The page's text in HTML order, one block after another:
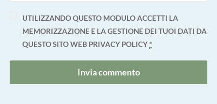
UTILIZZANDO QUESTO MODULO ACCETTI LA
MEMORIZZAZIONE E LA GESTIONE DEI TUOI DATI DA
QUESTO SITO WEB PRIVACY POLICY*